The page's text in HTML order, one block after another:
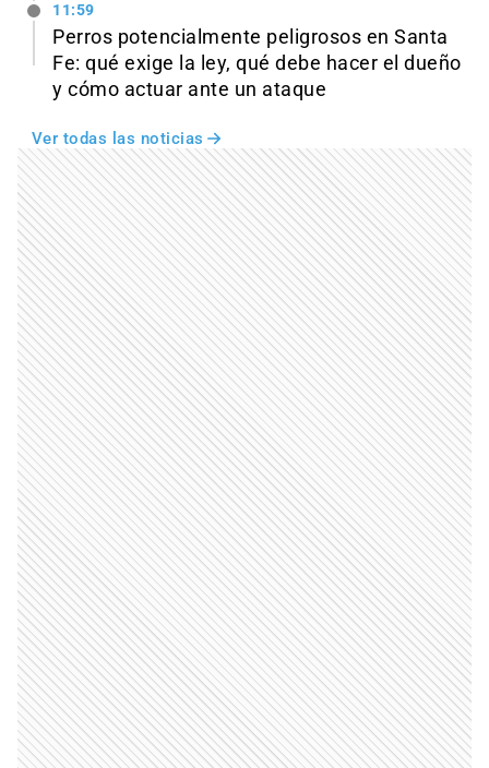
11:59
Perros potencialmente peligrosos en Santa
Fe: qué exige la ley, qué debe hacer el dueño
y cómo actuar ante un ataque
Ver todas las noticias